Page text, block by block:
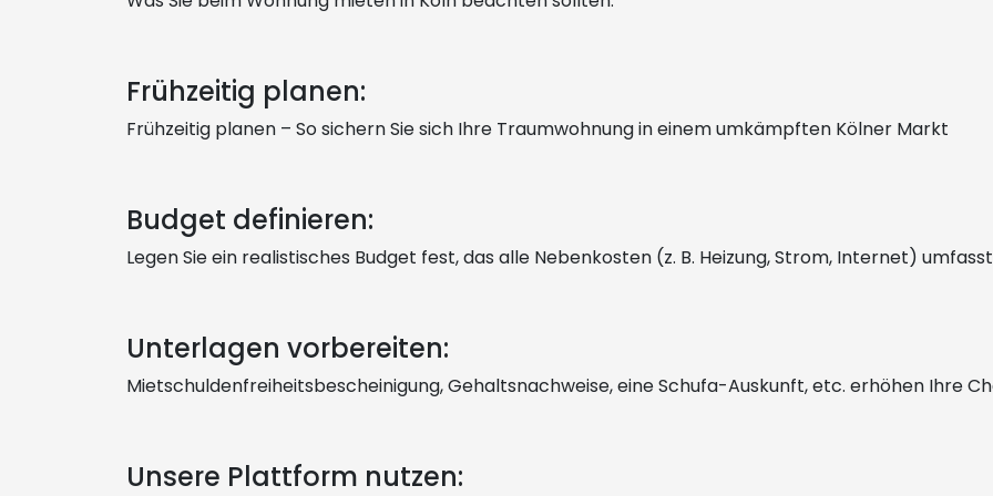
Frühzeitig planen:
Frühzeitig planen – So sichern Sie sich Ihre Traumwohnung in einem umkämpften Kölner Markt
Budget definieren:
Legen Sie ein realistisches Budget fest, das alle Nebenkosten (z. B. Heizung, Strom, Internet)
Unterlagen vorbereiten:
Mietschuldenfreiheitsbescheinigung, Gehaltsnachweise, eine Schufa-Auskunft, etc. erhöhen Ihre
Unsere Plattform nutzen: